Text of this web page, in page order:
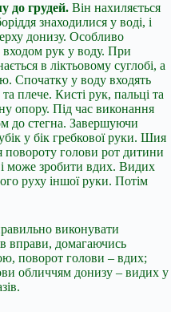
до грудей. Він нахиляється
знаходилися у воді, і
донизу. Особливо
входом рук у воду. При
в ліктьовому суглобі, а
Спочатку у воду входять
плече. Кисті рук, пальці та
опору. Під час виконання
до стегна. Завершуючи
у бік гребкової руки. Шия
повороту голови рот дитини
може зробити вдих. Видих
руху іншої руки. Потім
виконувати
вправи, домагаючись
поворот голови – вдих;
обличчям донизу – видих у